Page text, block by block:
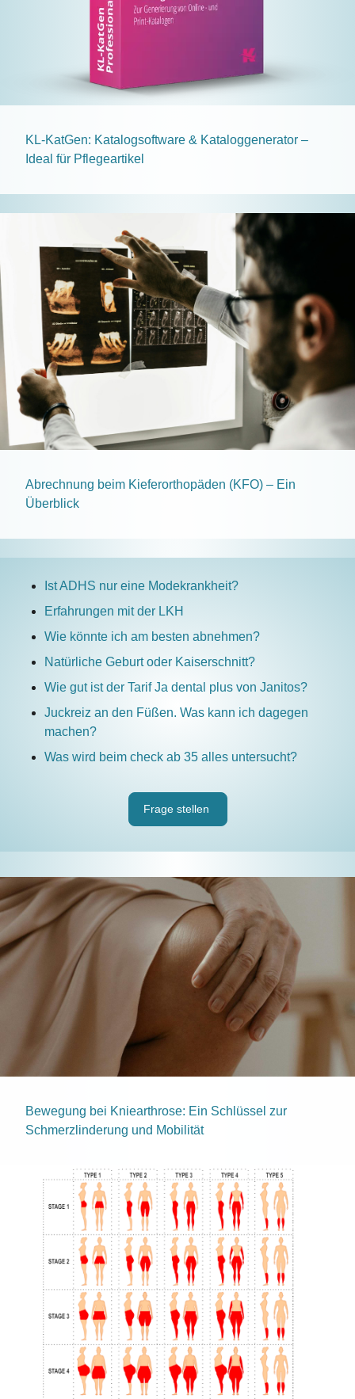
KL-KatGen: Katalogsoftware & Kataloggenerator –
Ideal für Pflegeartikel
Abrechnung beim Kieferorthopäden (KFO) – Ein
Überblick
Ist ADHS nur eine Modekrankheit?
Erfahrungen mit der LKH
Wie könnte ich am besten abnehmen?
Natürliche Geburt oder Kaiserschnitt?
Wie gut ist der Tarif Ja dental plus von Janitos?
Juckreiz an den Füßen. Was kann ich dagegen
machen?
Was wird beim check ab 35 alles untersucht?
Frage stellen
Bewegung bei Kniearthrose: Ein Schlüssel zur
Schmerzlinderung und Mobilität